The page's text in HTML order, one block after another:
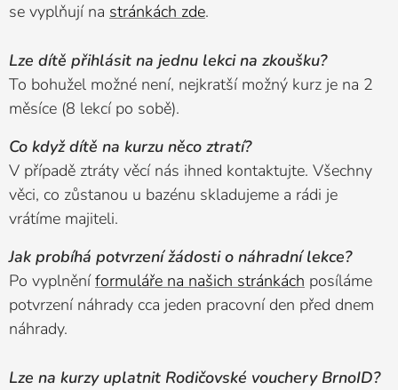
se vyplňují na stránkách zde.
Lze dítě přihlásit na jednu lekci na zkoušku?
To bohužel možné není, nejkratší možný kurz je na 2
měsíce (8 lekcí po sobě).
Co když dítě na kurzu něco ztratí?
V případě ztráty věcí nás ihned kontaktujte. Všechny
věci, co zůstanou u bazénu skladujeme a rádi je
vrátíme majiteli.
Jak probíhá potvrzení žádosti o náhradní lekce?
Po vyplněníformuláře na našich stránkách posíláme
potvrzení náhrady cca jeden pracovní den před dnem
náhrady.
Lze na kurzy uplatnit Rodičovské vouchery BrnoID?